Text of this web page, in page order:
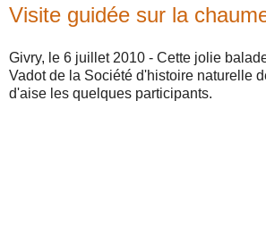
Visite guidée sur la
Givry, le 6 juillet 2010 - Cette jolie
Vadot de la Société d'histoire naturelle
d'aise les quelques participants.